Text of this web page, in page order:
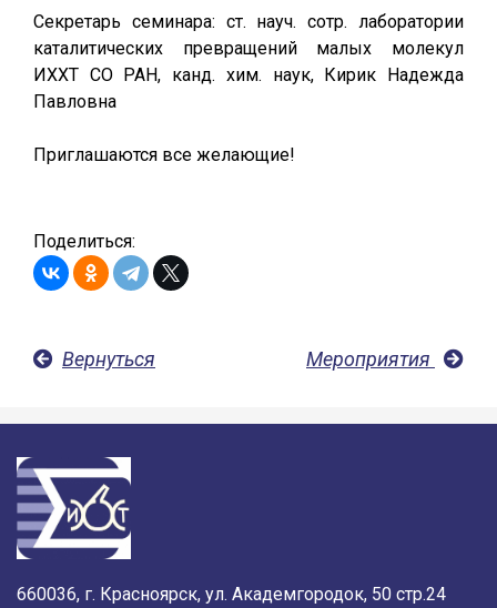
Секретарь семинара: ст. науч. сотр. лаборатории
каталитических превращений малых молекул
ИХХТ СО РАН, канд. хим. наук, Кирик Надежда
Павловна
Приглашаются все желающие!
Поделиться:
Вернуться Мероприятия
660036, г. Красноярск, ул. Академгородок, 50 стр.24